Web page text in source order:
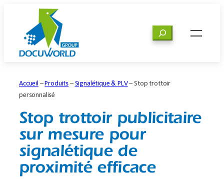
contenu
Rechercher
Accueil – Produits –Signalétique & PLV–Stop trottoir
personnalisé
Stop trottoir publicitaire
sur mesure pour
signalétique de
proximité efficace